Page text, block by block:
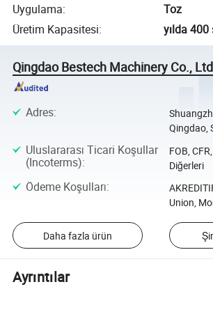
Uygulama:
Toz
Üretim Kapasitesi: yılda 400
Qingdao Bestech Machinery Co.,
Adres:
Qingdao,
Uluslararası Ticari Koşullar
(Incoterms):
FOB,
Diğerleri
Ödeme Koşulları:
Union,
Daha fazla ürün
Ayrıntılar